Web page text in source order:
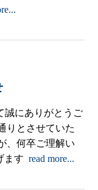
誠にありがとうご
りとさせていた
、何卒ご理解い
ますread more...